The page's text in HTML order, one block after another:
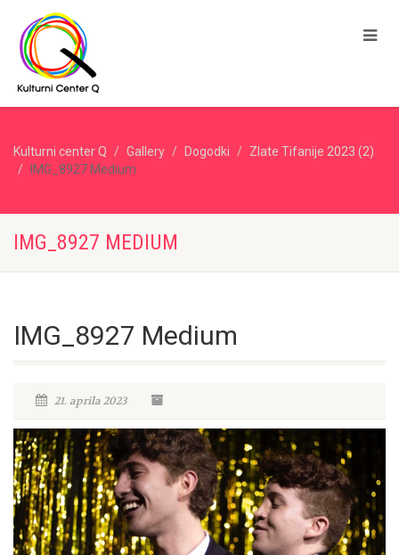
Kulturni center Q Gallery Dogodki
Zlate Tifanije 2023 (2)
IMG_8927 Medium
IMG_8927 MEDIUM
IMG_8927 Medium
21. aprila 2023